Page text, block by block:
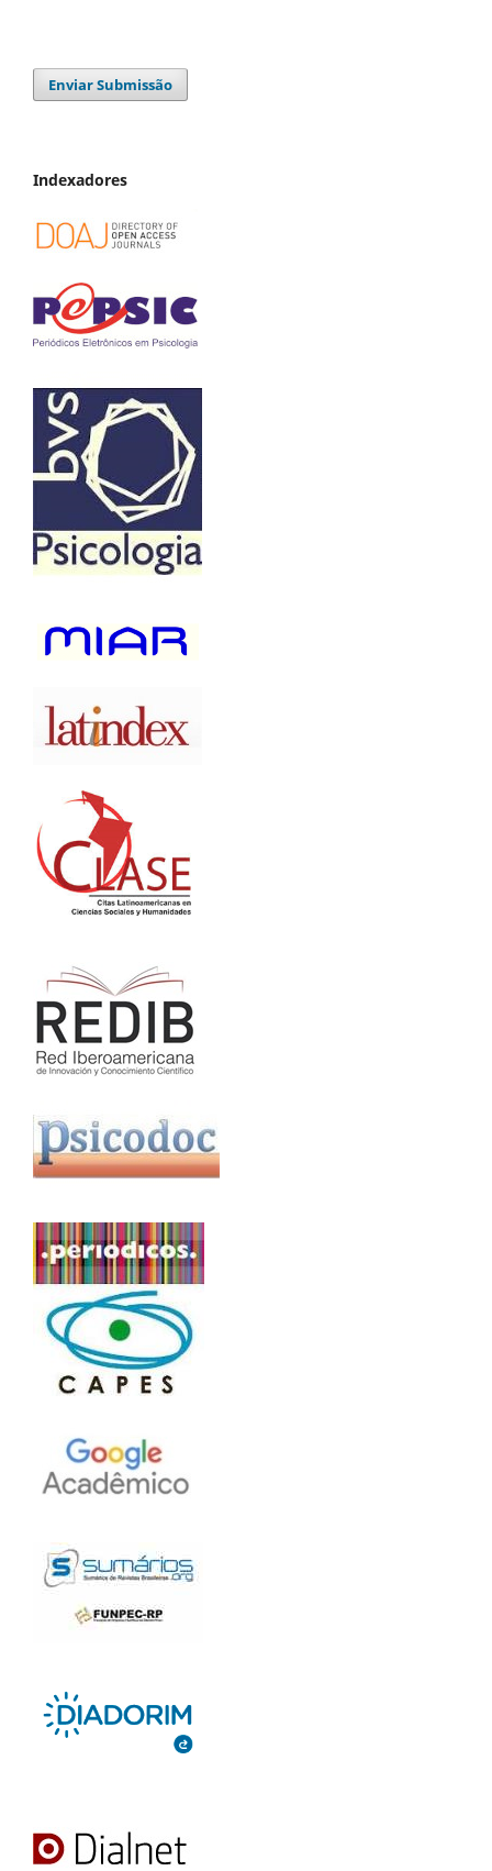
Enviar Submissão
Indexadores